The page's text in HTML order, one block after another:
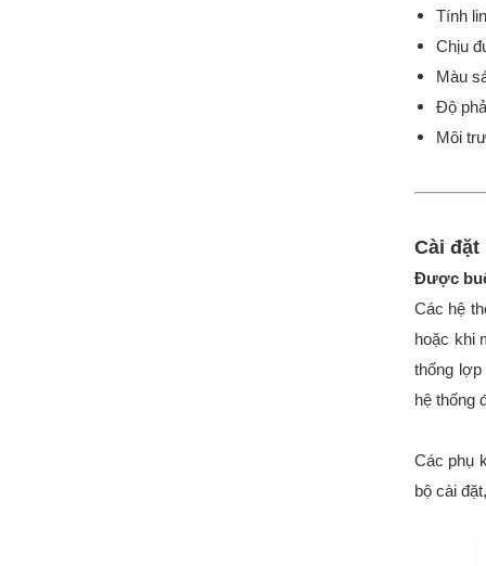
Tính
Chịu
Màu
Độ
Môi
Cài đặt
Được
Các hệ
hoặc khi
thống
hệ thống
Các phụ
bộ cài